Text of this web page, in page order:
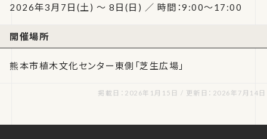
2026年3月7日(土) ～ 8日(日) ／ 時間：9:00～17:00
開催場所
熊本市植木文化センター東側「芝生広場」
掲載日：2026年1月15日 / 更新日：2026年7月14日